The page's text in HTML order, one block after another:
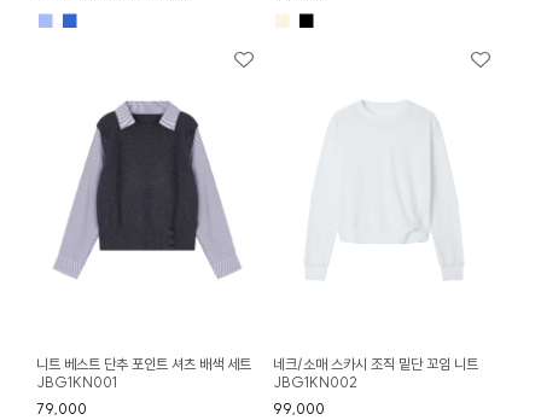
■ ■ ■ ■
니트 베스트 단추 포인트 셔츠 배색 세트
JBG1KN001
79,000
네크/소매 스카시 조직 밑단 꼬임 니트
JBG1KN002
99,000